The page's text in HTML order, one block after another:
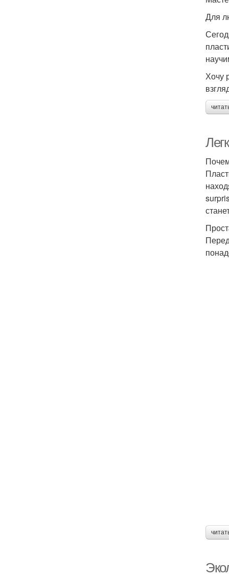
Для
Хочу